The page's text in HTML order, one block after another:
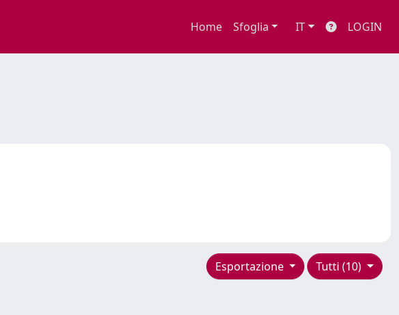
Home Sfoglia IT LOGIN
Tutti (10)
Esportazione